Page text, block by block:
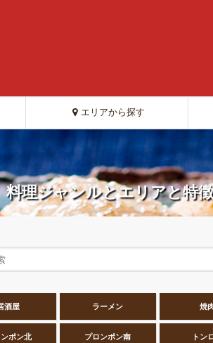
エリアから探す
料理ジャンルとエリアと特
酒屋 ラーメン 焼
ポン北 プロンポン南 トン